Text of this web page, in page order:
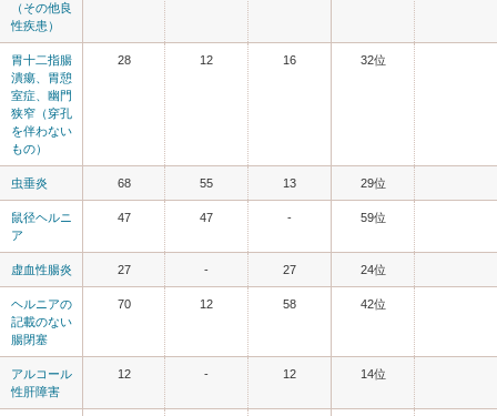
（その他良
性疾患）
胃十二指腸
潰瘍、胃憩
室症、幽門
狭窄（穿孔
を伴わない
もの）
28 12 16 32位
虫垂炎 68 55 13 29位
鼠径ヘルニ
ア
47 47 - 59位
虚血性腸炎 27 - 27 24位
ヘルニアの
記載のない
腸閉塞
70 12 58 42位
アルコール
性肝障害
12 - 12 14位